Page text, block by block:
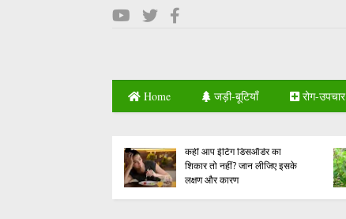
Home जड़ी-बूटियाँ रोग-उपचार
कहीं आप ईटिंग डिसऑर्डर का
शिकार तो नहीं? जान लीजिए इसके
लक्षण और कारण